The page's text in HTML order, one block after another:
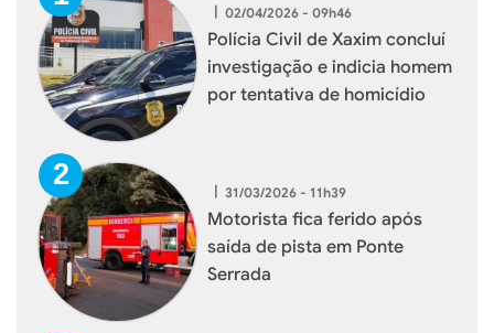
| 02/04/2026 - 09h46
Polícia Civil de Xaxim concluí
investigação e indicia homem
por tentativa de homicídio
31/03/2026 - 11h39
Motorista fica ferido após
saída de pista em Ponte
Serrada